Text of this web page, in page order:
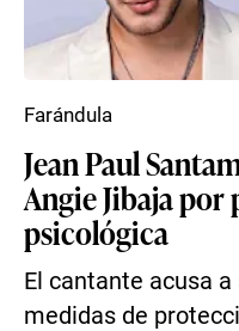
Jean Paul
Angie Jibaja
psicológica
El cantante acusa
medidas de
Farándula